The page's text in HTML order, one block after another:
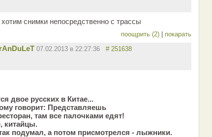
хотим снимки непосредственно с трассы
поощрить (2) покарать
07.02.2013 в 22:27:36 # 251638
двое русских в Китае...
говорит: Представляешь
там все палочками едят!
китайцы.
подумал, а потом присмотрелся - лыжники.